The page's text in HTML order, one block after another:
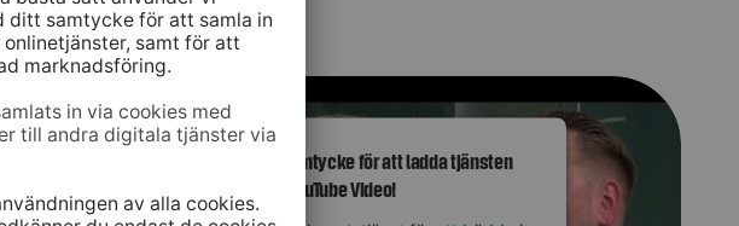
Se video (på finska)
Vi behöver ditt samtycke för att ladda tjänsten
YouTube Video!